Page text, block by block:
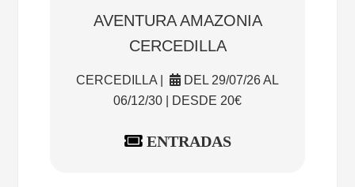
AVENTURA AMAZONIA
CERCEDILLA
CERCEDILLA |
DEL 29/07/26 AL
06/12/30 | DESDE 20€
ENTRADAS